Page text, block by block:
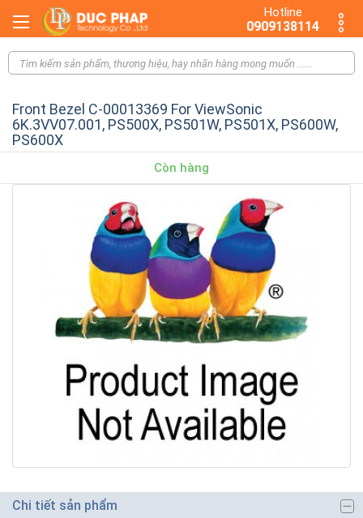
Hotline
0909138114
Front Bezel C-00013369 For ViewSonic
6K.3VV07.001, PS500X, PS501W, PS501X, PS600W,
PS600X
Còn hàng
Chi tiết sản phẩm